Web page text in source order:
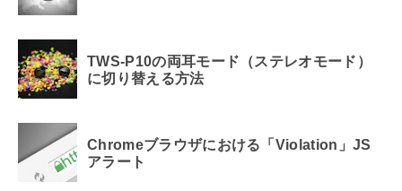
TWS-P10の両耳モード（ステレオモード）
に切り替える方法
Chromeブラウザにおける「Violation」JS
アラート